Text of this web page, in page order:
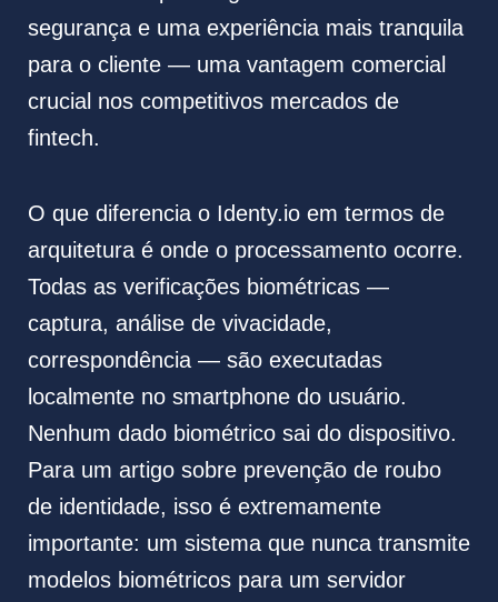
segurança e uma experiência mais tranquila
para o cliente — uma vantagem comercial
crucial nos competitivos mercados de
fintech.
O que diferencia o Identy.io em termos de
arquitetura é onde o processamento ocorre.
Todas as verificações biométricas —
captura, análise de vivacidade,
correspondência — são executadas
localmente no smartphone do usuário.
Nenhum dado biométrico sai do dispositivo.
Para um artigo sobre prevenção de roubo
de identidade, isso é extremamente
importante: um sistema que nunca transmite
modelos biométricos para um servidor